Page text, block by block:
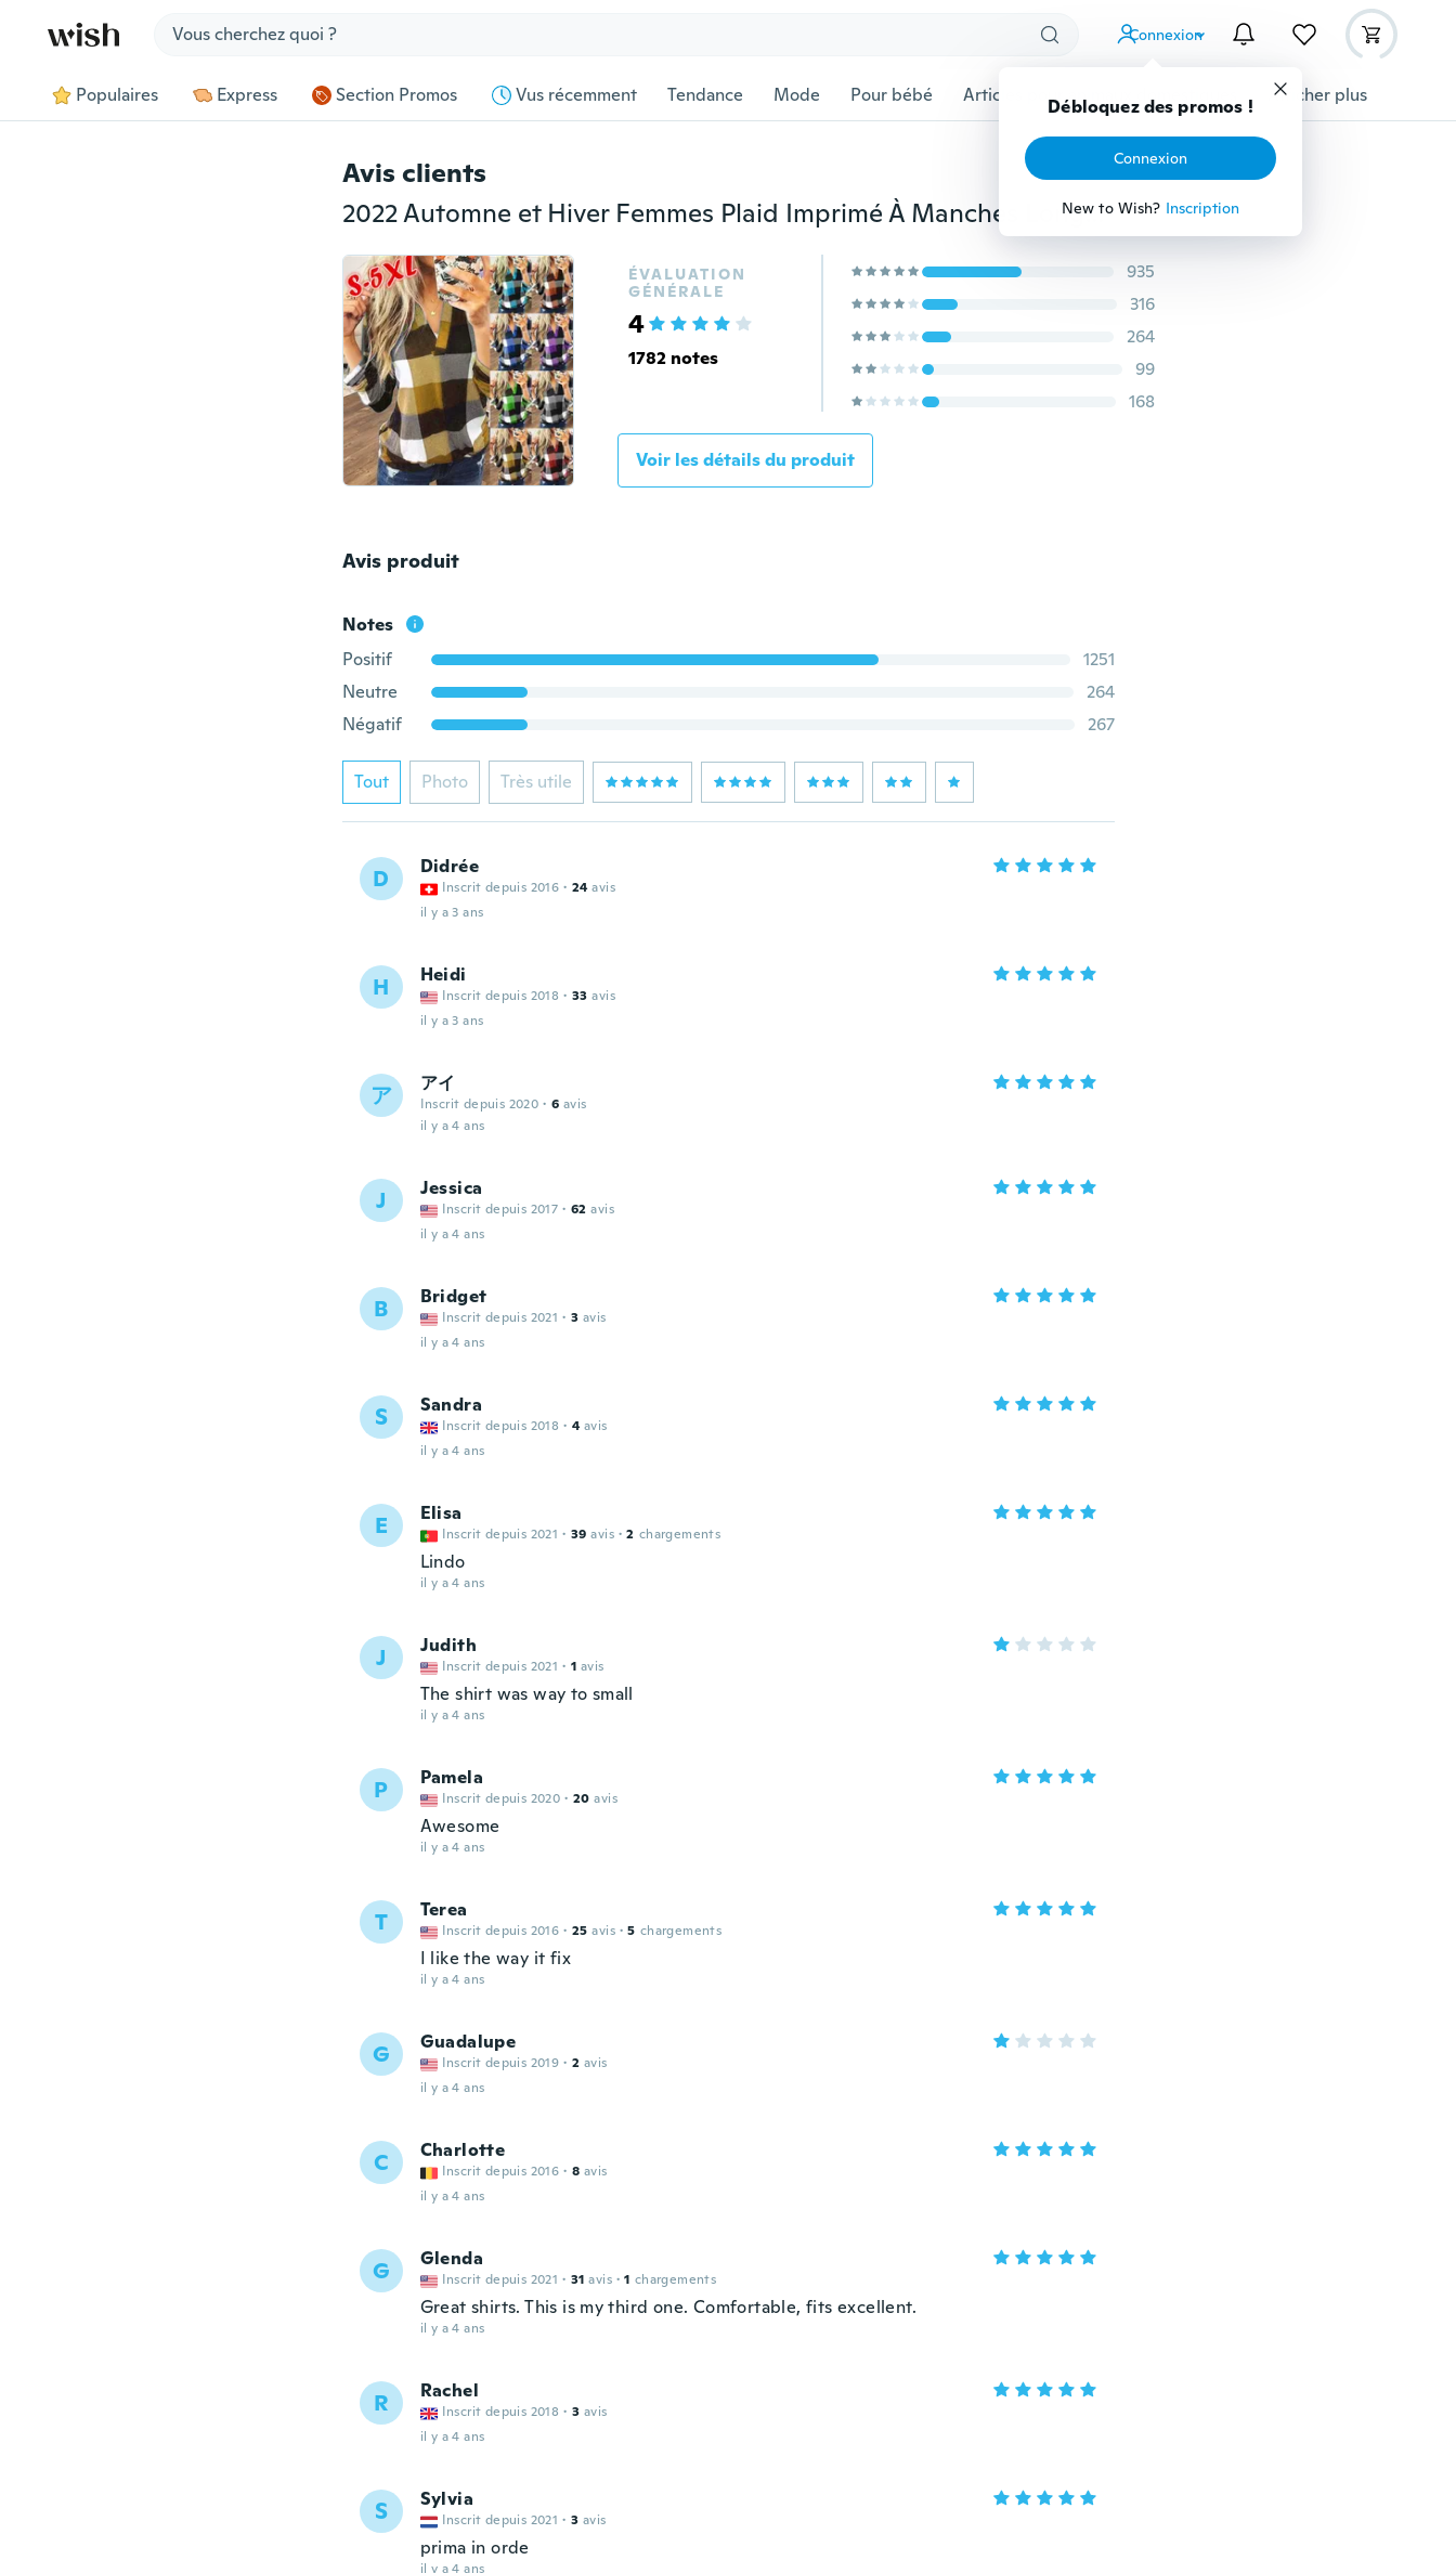
Connexion
Débloquez des promos !
Connexion
New to Wish? Inscription
Populaires Express Section Promos Vus récemment Tendance Mode Pour bébé Articles pour animaux domestiques Afficher plus
Avis clients
2022 Automne et Hiver Femmes Plaid Imprimé À Manches Longues Col En V Survêtement Chemises Chemise Femme (8 Couleurs)
ÉVALUATION
GÉNÉRALE
4
1782 notes
935
316
264
99
168
Voir les détails du produit
Avis produit
Notes
Positif
1251
Neutre
264
Négatif
267
Tout Photo Très utile
D Didrée
Inscrit depuis 2016 · 24 avis
il y a 3 ans
H Heidi
Inscrit depuis 2018 · 33 avis
il y a 3 ans
ア アイ
Inscrit depuis 2020 · 6 avis
il y a 4 ans
J Jessica
Inscrit depuis 2017 · 62 avis
il y a 4 ans
B Bridget
Inscrit depuis 2021 · 3 avis
il y a 4 ans
S Sandra
Inscrit depuis 2018 · 4 avis
il y a 4 ans
E Elisa
Inscrit depuis 2021 · 39 avis · 2 chargements
Lindo
il y a 4 ans
J Judith
Inscrit depuis 2021 · 1 avis
The shirt was way to small
il y a 4 ans
P Pamela
Inscrit depuis 2020 · 20 avis
Awesome
il y a 4 ans
T Terea
Inscrit depuis 2016 · 25 avis · 5 chargements
I like the way it fix
il y a 4 ans
G Guadalupe
Inscrit depuis 2019 · 2 avis
il y a 4 ans
C Charlotte
Inscrit depuis 2016 · 8 avis
il y a 4 ans
G Glenda
Inscrit depuis 2021 · 31 avis · 1 chargements
Great shirts. This is my third one. Comfortable, fits excellent.
il y a 4 ans
R Rachel
Inscrit depuis 2018 · 3 avis
il y a 4 ans
S Sylvia
Inscrit depuis 2021 · 3 avis
prima in orde
il y a 4 ans